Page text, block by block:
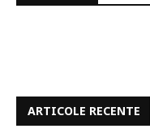
ARTICOLE RECENTE